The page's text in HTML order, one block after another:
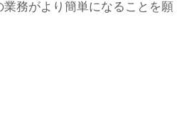
業務がより簡単になることを願